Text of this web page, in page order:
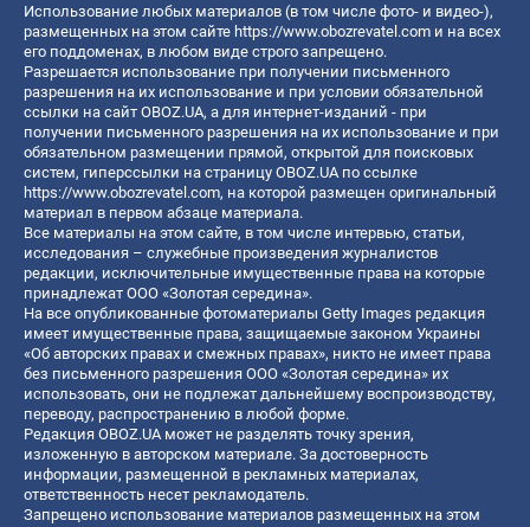
Использование любых материалов (в том числе фото- и видео-),
размещенных на этом сайте https://www.obozrevatel.com и на всех
его поддоменах, в любом виде строго запрещено.
Разрешается использование при получении письменного
разрешения на их использование и при условии обязательной
ссылки на сайт OBOZ.UA, а для интернет-изданий - при
получении письменного разрешения на их использование и при
обязательном размещении прямой, открытой для поисковых
систем, гиперссылки на страницу OBOZ.UA по ссылке
https://www.obozrevatel.com, на которой размещен оригинальный
материал в первом абзаце материала.
Все материалы на этом сайте, в том числе интервью, статьи,
исследования – служебные произведения журналистов
редакции, исключительные имущественные права на которые
принадлежат ООО «Золотая середина».
На все опубликованные фотоматериалы Getty Images редакция
имеет имущественные права, защищаемые законом Украины
«Об авторских правах и смежных правах», никто не имеет права
без письменного разрешения ООО «Золотая середина» их
использовать, они не подлежат дальнейшему воспроизводству,
переводу, распространению в любой форме.
Редакция OBOZ.UA может не разделять точку зрения,
изложенную в авторском материале. За достоверность
информации, размещенной в рекламных материалах,
ответственность несет рекламодатель.
Запрещено использование материалов размещенных на этом